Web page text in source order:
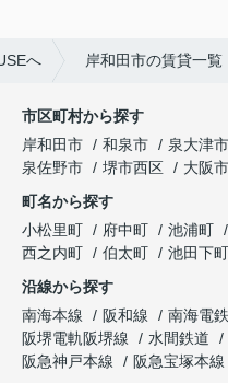
へ 岸和田市の賃貸一覧
市区町村から探す
岸和田市
和泉市 泉大津市
泉佐野市
堺市西区 大阪
町名から探す
小松里町
府中町 池浦町
西之内町
伯太町 池田下町
沿線から探す
南海本線
阪和線 南海電
阪堺電軌阪堺線
水間鉄道
阪急神戸本線
阪急宝塚本線